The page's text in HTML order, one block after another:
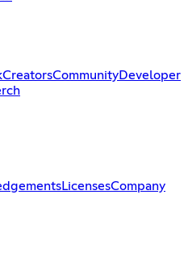
CreatorsCommunityDeveloper
LicensesCompany